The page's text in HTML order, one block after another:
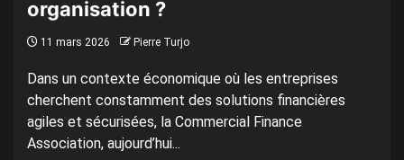
organisation ?
11 mars 2026 Pierre Turjo
Dans un contexte économique où les entreprises
cherchent constamment des solutions financières
agiles et sécurisées, la Commercial Finance
Association, aujourd’hui...